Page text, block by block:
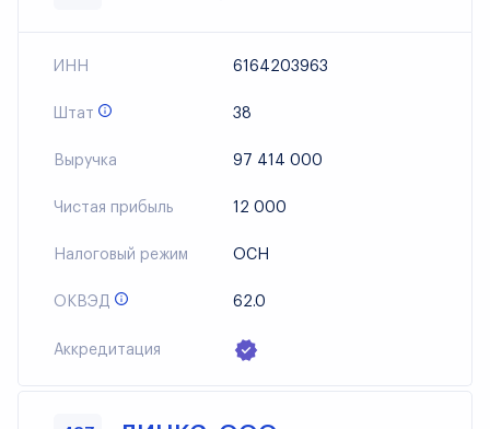
ИНН 6164203963
Штат 38
Выручка 97 414 000
Чистая прибыль 12 000
Налоговый режим ОСН
ОКВЭД 62.0
Аккредитация